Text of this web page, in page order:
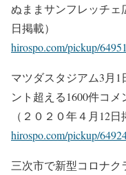
ぬままサンフレッチェ
日掲載）
hirospo.com/pickup/
マツダスタジアム3月1
ント超える1600件コ
（２０２０年４月12日
hirospo.com/pickup/
三次市で新型コロナ